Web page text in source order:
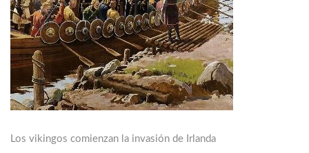
Los vikingos comienzan la invasión de Irlanda